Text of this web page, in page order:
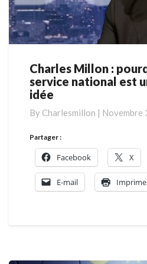
Charles
Millon
:
le
retour
du
service
national
Charles Millon :
service national est
idée
By Charlesmillon | Novembre
Partager :
Facebook X
E-mail